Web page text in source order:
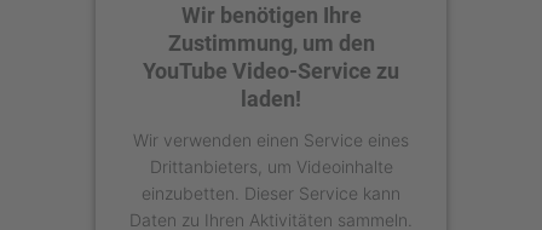
Wir benötigen Ihre
Zustimmung, um den
YouTube Video-Service zu
laden!
Wir verwenden einen Service eines
Drittanbieters, um Videoinhalte
einzubetten. Dieser Service kann
Daten zu Ihren Aktivitäten sammeln.